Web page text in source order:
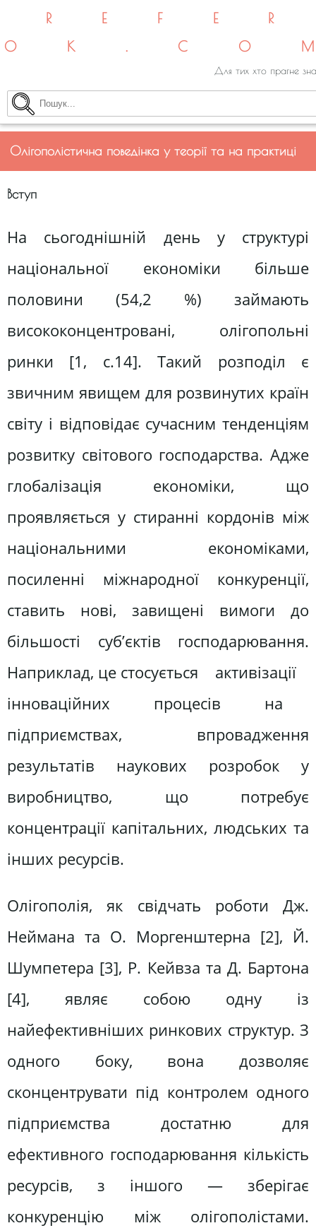
Для тих хто прагне
Олігополістична поведінка у теорії та на практиці
Вступ
На сьогоднішній день у структурі
національної економіки більше
половини (54,2 %) займають
висококонцентровані, олігопольні
ринки [1, с.14]. Такий розподіл є
звичним явищем для розвинутих країн
світу і відповідає сучасним тенденціям
розвитку світового господарства. Адже
глобалізація економіки, що
проявляється у стиранні кордонів між
національними економіками,
посиленні міжнародної конкуренції,
ставить нові, завищені вимоги до
більшості суб’єктів господарювання.
Наприклад, це стосується активізації
інноваційних процесів на
підприємствах, впровадження
результатів наукових розробок у
виробництво, що потребує
концентрації капітальних, людських та
інших ресурсів.
Олігополія, як свідчать роботи Дж.
Неймана та О. Моргенштерна [2], Й.
Шумпетера [3], Р. Кейвза та Д. Бартона
[4], являє собою одну із
найефективніших ринкових структур. З
одного боку, вона дозволяє
сконцентрувати під контролем одного
підприємства достатню для
ефективного господарювання кількість
ресурсів, з іншого — зберігає
конкуренцію між олігополістами.